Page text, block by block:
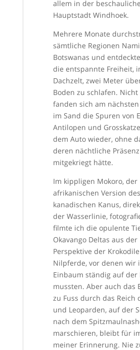
allem in der
Hauptstadt Windhoek.
Mehrere Monate
sämtliche Regionen
Botswanas und
die entspannte Freiheit,
Dachzelt, zwei Meter
Boden zu schlafen. Nicht
fanden sich am
im Sand die Spuren von
Antilopen und
dem Auto wieder, ohne
deren nächtliche Präsenz
mitgekriegt hätte.
Im kippligen Mokoro, der
afrikanischen Version des
kanadischen Kanus,
der Wasserlinie,
filmte ich die opulente
Okavango Deltas aus der
Perspektive der
Nilpferde, vor denen wir
Einbaum ständig auf der
mussten. Aber auch das
zu Fuss durch das Reich
und Leoparden, auf der
nach dem
marschieren, bleibt für
meiner Erinnerung. Nie